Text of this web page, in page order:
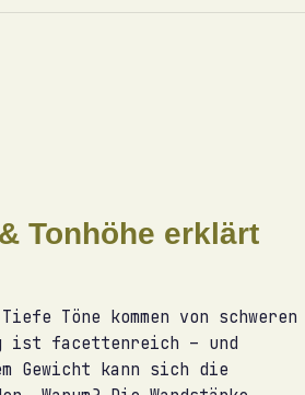
Tonhöhe erklärt
Töne kommen von schweren
ist facettenreich – und
Gewicht kann sich die